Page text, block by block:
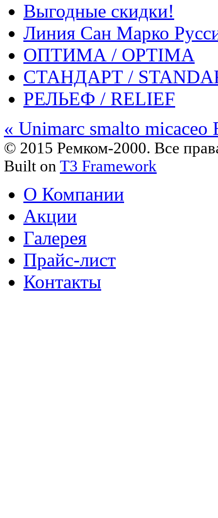
Выгодные скидки!
Линия Сан Марко
ОПТИМА / OPTIMA
СТАНДАРТ /
РЕЛЬЕФ / RELIEF
« Unimarc smalto micaceo
© 2015 Ремком-2000. Все
Built on T3 Framework
О Компании
Акции
Галерея
Прайс-лист
Контакты